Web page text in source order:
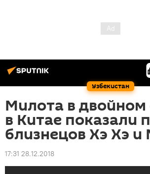
Узбекистан
Милота в двойном
в Китае показали
близнецов Хэ Хэ
17:31 28.12.2018